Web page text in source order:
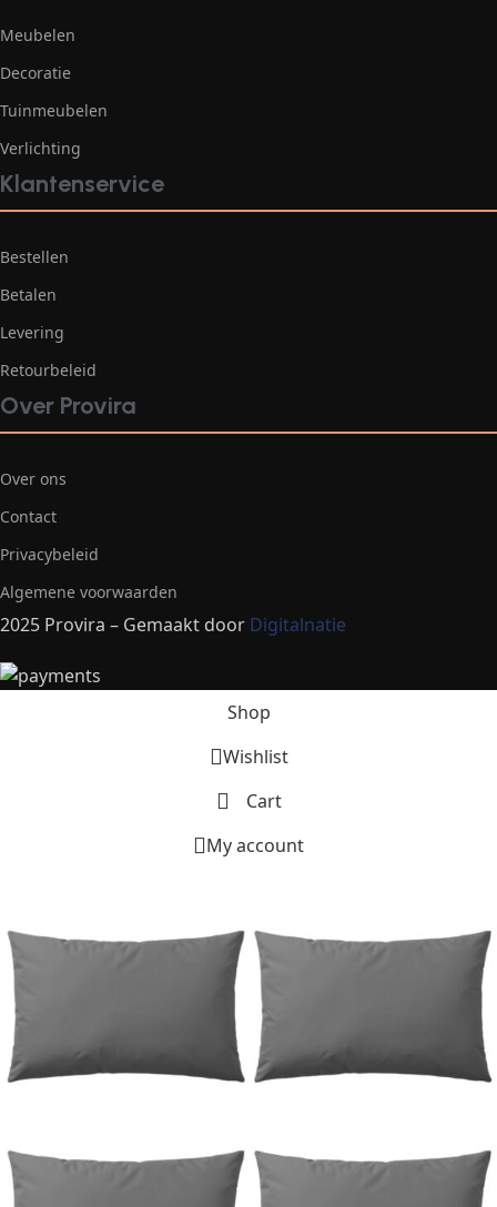
Meubelen
Decoratie
Tuinmeubelen
Verlichting
Klantenservice
Bestellen
Betalen
Levering
Retourbeleid
Over Provira
Over ons
Contact
Privacybeleid
Algemene voorwaarden
2025 Provira – Gemaakt door Digitalnatie
Shop
Wishlist
Cart
My account